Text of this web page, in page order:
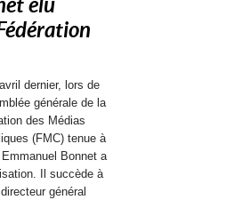
élu
dernier, lors de
générale de la
des Médias
(FMC) tenue à
Bonnet a
Il succède à
général